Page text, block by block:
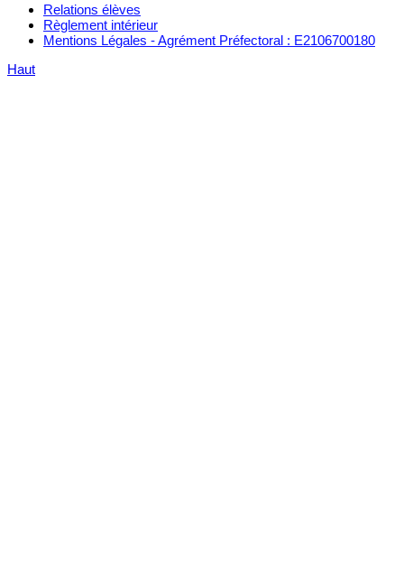
Relations élèves
Règlement intérieur
Mentions Légales - Agrément Préfectoral : E2106700180
Haut